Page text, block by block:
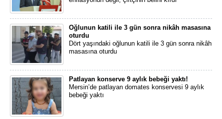
Oğlunun katili ile 3 gün sonra nikâh masasına
oturdu
Dört yaşındaki oğlunun katili ile 3 gün sonra nikâh
masasına oturdu
Patlayan konserve 9 aylık bebeği yaktı!
Mersin’de patlayan domates konservesi 9 aylık
bebeği yaktı